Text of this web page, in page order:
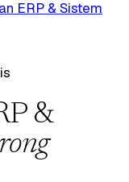
ERP & Sistem
&